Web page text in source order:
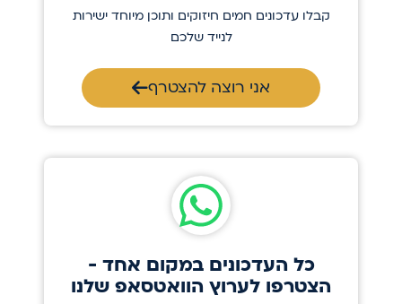
קבלו עדכונים חמים חיזוקים ותוכן מיוחד ישירות
לנייד שלכם
אני רוצה להצטרף
כל העדכונים במקום אחד -
הצטרפו לערוץ הוואטסאפ שלנו